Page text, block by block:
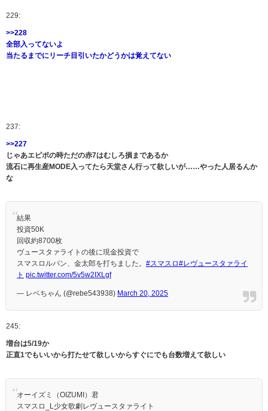
229:
>>228
全部入ってないよ
当たるまでにリーチ目引いたかどうかは覚えてない
237:
>>227
じゃあエピボの時ただの赤7はむしろ損まであるか
流石に再生産MODE入ってたら天堂さん行って欲しいが……やった人居るんか
な
結果
投資50K
回収約8700枚
ヴュースタァライトの後に現金投資で
スマスロルパン、金太郎を打ちました。 #スマスロ#レヴュースタァライ
ト pic.twitter.com/5v5w2IXLgf
— レベちゃん (@rebe543938) March 20, 2025
245:
増台は5/19か
正直1でもいいから打たせて欲しいからすぐにでも台数増えて欲しい
オーイズミ（OIZUMI）君
スマスロ_L少女歌劇レヴュースタァライト